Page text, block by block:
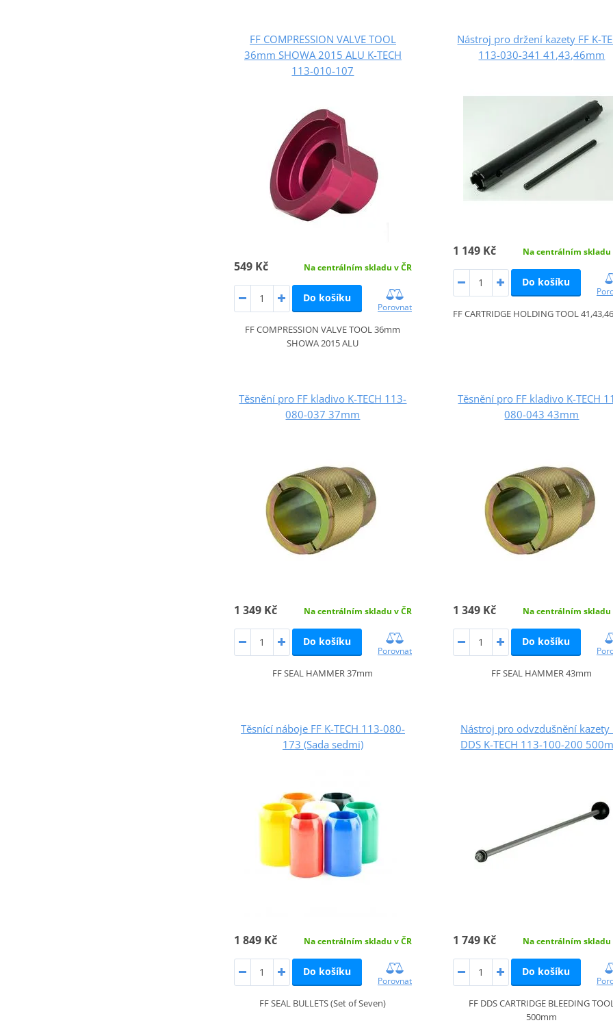
FF COMPRESSION VALVE TOOL
36mm SHOWA 2015 ALU K-TECH
113-010-107
549 Kč Na centrálním skladu v ČR
Do košíku
Porovnat
FF COMPRESSION VALVE TOOL 36mm
SHOWA 2015 ALU
Nástroj pro držení kazety FF K-
113-030-341 41,43,46mm
1 149 Kč Na centrálním skladu
Do košíku
FF CARTRIDGE HOLDING TOOL
Těsnění pro FF kladivo K-TECH 113-
080-037 37mm
1 349 Kč Na centrálním skladu v ČR
Do košíku
Porovnat
FF SEAL HAMMER 37mm
Těsnění pro FF kladivo K-TECH
080-043 43mm
1 349 Kč Na centrálním skladu
Do košíku
FF SEAL HAMMER 43mm
Těsnící náboje FF K-TECH 113-080-
173 (Sada sedmi)
1 849 Kč Na centrálním skladu v ČR
Do košíku
Porovnat
FF SEAL BULLETS (Set of Seven)
Nástroj pro odvzdušnění kazety
DDS K-TECH 113-100-200
1 749 Kč Na centrálním skladu
Do košíku
FF DDS CARTRIDGE BLEEDING
500mm